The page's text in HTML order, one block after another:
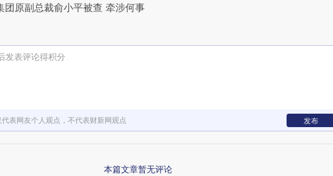
团原副总裁俞小平被查 牵涉何事
发表评论得积分
表网友个人观点，不代表财新网观点 发布
本篇文章暂无评论